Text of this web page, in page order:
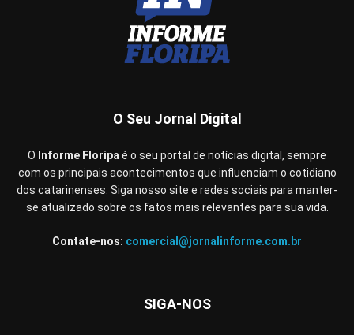
O Seu Jornal Digital
O Informe Floripaé o seu portal de notícias digital, sempre
com os principais acontecimentos que influenciam o cotidiano
dos catarinenses. Siga nosso site e redes sociais para manter-
se atualizado sobre os fatos mais relevantes para sua vida.
Contate-nos: comercial@jornalinforme.com.br
SIGA-NOS